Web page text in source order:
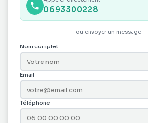
0693300228
ou envoyer un message
Nom complet
Email
Téléphone